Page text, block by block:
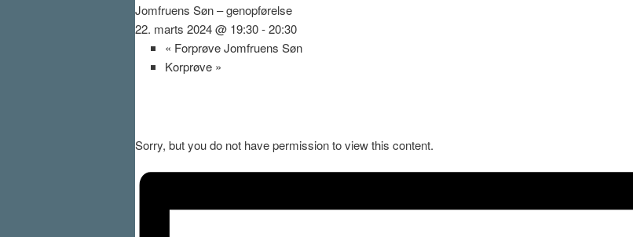
Jomfruens Søn – genopførelse
22. marts 2024 @ 19:30-20:30
« Forprøve Jomfruens Søn
Korprøve »
Sorry, but you do not have permission to view this content.